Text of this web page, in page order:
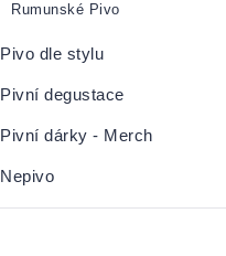
Rumunské Pivo
Pivo dle stylu
Pivní degustace
Pivní dárky - Merch
Nepivo